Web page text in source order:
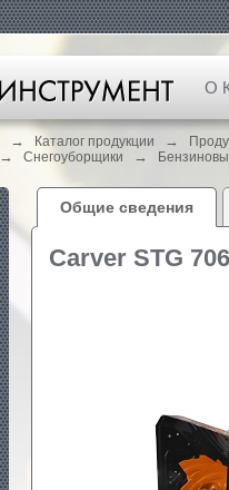
О
→ Каталог продукции →
→ Снегоуборщики →
Общие сведения
Carver STG